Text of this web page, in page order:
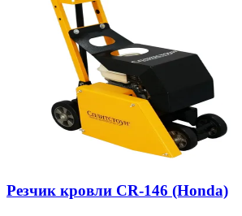
Резчик кровли CR-146 (Honda)